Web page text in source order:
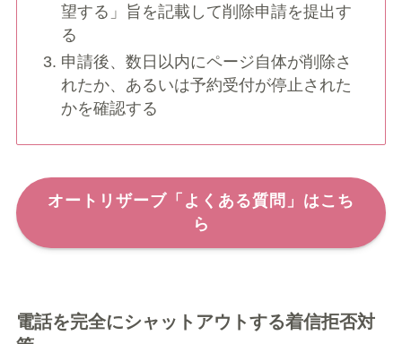
望する」旨を記載して削除申請を提出す
る
申請後、数日以内にページ自体が削除さ
れたか、あるいは予約受付が停止された
かを確認する
オートリザーブ「よくある質問」はこち
ら
電話を完全にシャットアウトする着信拒否対